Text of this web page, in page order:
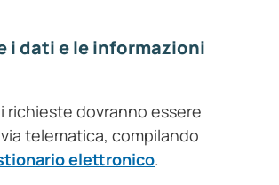
i dati e le informazioni
richieste dovranno essere
telematica, compilando
elettronico.